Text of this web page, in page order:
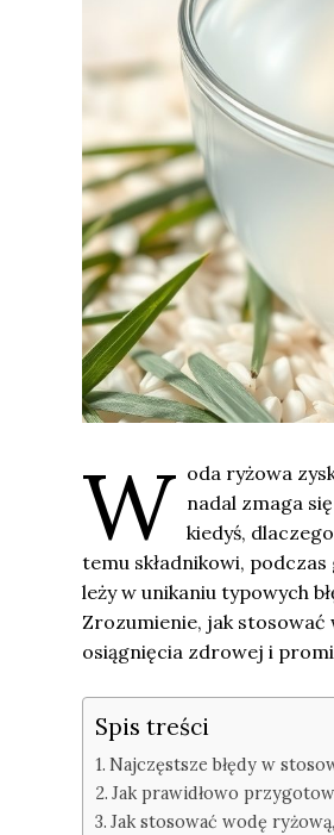
W oda ryżowa
nadal zmaga
kiedyś,
temu składnikowi,
leży w unikaniu typowych
Zrozumienie, jak
osiągnięcia zdrowej i
Spis treści
Najczęstsze błędy w
Jak prawidłowo
Jak stosować wodę